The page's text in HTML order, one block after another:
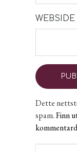
WEBSIDE
Dette
spam.Finn